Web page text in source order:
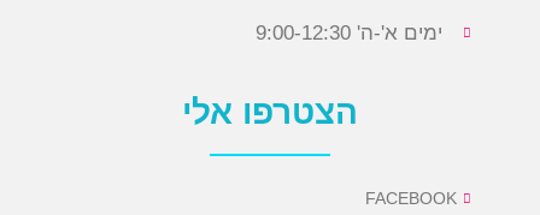
ימים א'-ה' 9:00-12:30
הצטרפו אלי
FACEBOOK